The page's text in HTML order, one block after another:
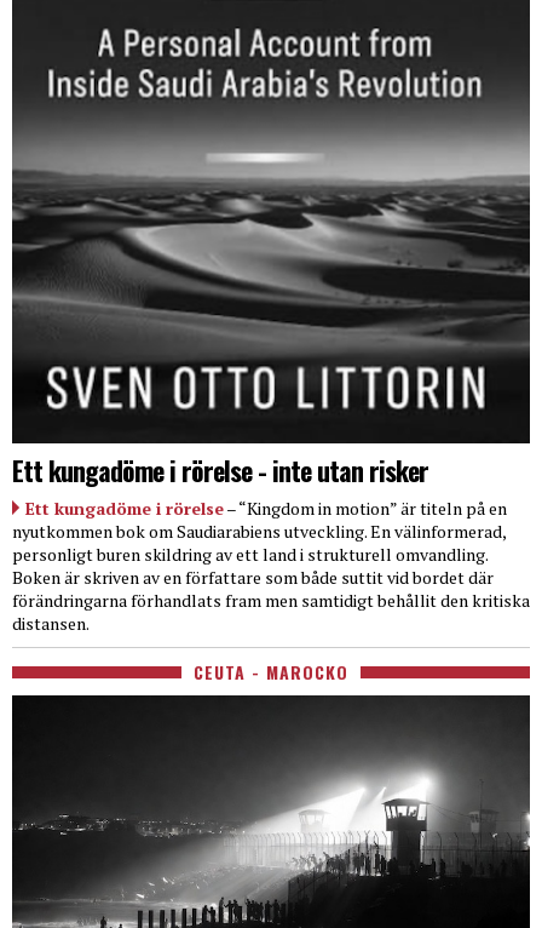
Ett kungadöme i rörelse - inte utan risker
Ett kungadöme i rörelse– “Kingdom in motion” är titeln på en
nyutkommen bok om Saudiarabiens utveckling. En välinformerad,
personligt buren skildring av ett land i strukturell omvandling.
Boken är skriven av en författare som både suttit vid bordet där
förändringarna förhandlats fram men samtidigt behållit den kritiska
distansen.
CEUTA - MAROCKO